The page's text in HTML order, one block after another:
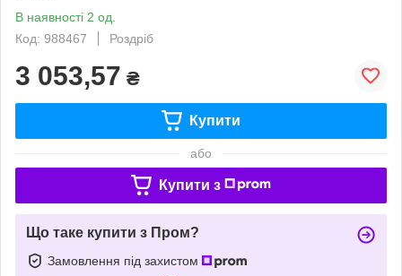
В наявності 2 од.
Код: 988467
Роздріб
3 053,57 ₴
Купити
або
Купити з
Що таке купити з Пром?
Замовлення під захистом